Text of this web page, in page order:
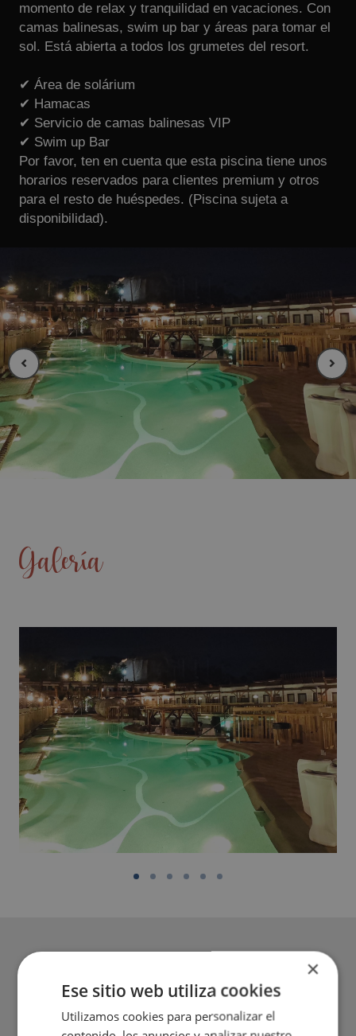
momento de relax y tranquilidad en vacaciones. Con
camas balinesas, swim up bar y áreas para tomar el
sol. Está abierta a todos los grumetes del resort.
✔ Área de solárium
✔ Hamacas
✔ Servicio de camas balinesas VIP
✔ Swim up Bar
Por favor, ten en cuenta que esta piscina tiene unos
horarios reservados para clientes premium y otros
para el resto de huéspedes. (Piscina sujeta a
disponibilidad).
Galería
×
Ese sitio web utiliza cookies
Utilizamos cookies para personalizar el